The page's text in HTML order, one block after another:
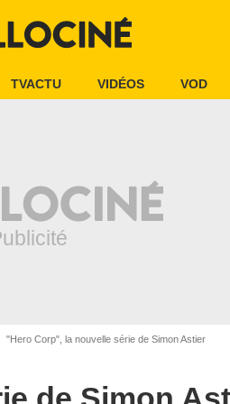
TVACTU VIDÉOS VOD
"Hero Corp", la nouvelle série de Simon Astier